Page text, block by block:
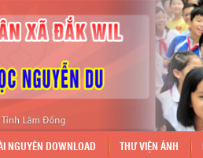
NGUYÊN DOWNLOAD THƯ VIỆN ẢNH